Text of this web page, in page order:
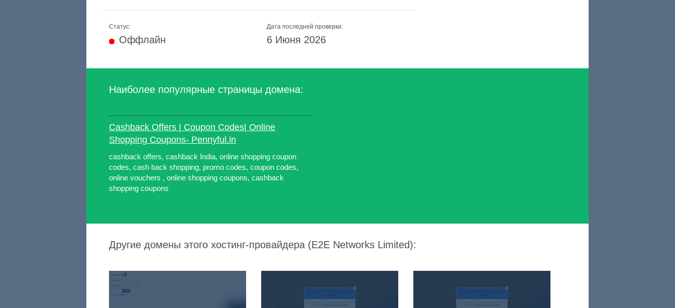
Статус:
Оффлайн
Дата последней проверки:
6 Июня 2026
Наиболее популярные страницы домена:
Cashback Offers | Coupon Codes| Online
Shopping Coupons- Pennyful.in
cashback offers, cashback India, online shopping coupon
codes, cash back shopping, promo codes, coupon codes,
online vouchers , online shopping coupons, cashback
shopping coupons
Другие домены этого хостинг-провайдера (E2E Networks Limited):